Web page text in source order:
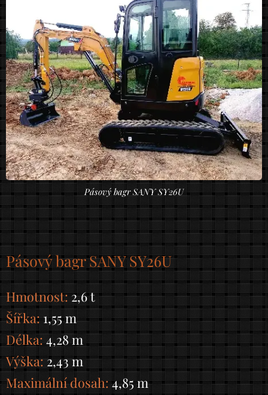
Pásový bagr SANY SY26U
Pásový bagr SANY SY26U
Hmotnost:2,6 t
Šířka:1,55 m
Délka:4,28 m
Výška:2,43 m
Maximální dosah:4,85 m